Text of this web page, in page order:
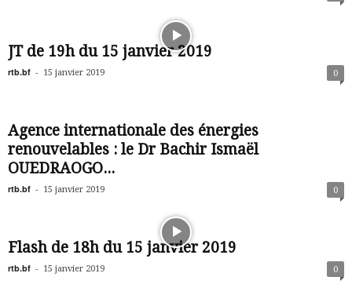
JT de 19h du 15 janvier 2019
rtb.bf - 15 janvier 2019 0
Agence internationale des énergies
renouvelables : le Dr Bachir Ismaël
OUEDRAOGO...
rtb.bf - 15 janvier 2019 0
Flash de 18h du 15 janvier 2019
rtb.bf - 15 janvier 2019 0